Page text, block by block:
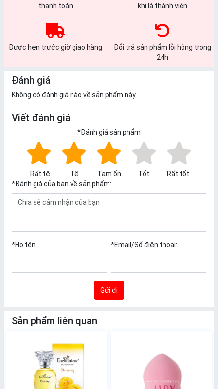
thanh toán
khi là thành viên
Được hẹn trước giờ giao hàng
Đổi trả sản phẩm lỗi hỏng trong
24h
Đánh giá
Không có đánh giá nào về sản phẩm này.
Viết đánh giá
*Đánh giá sản phẩm
Rất tệ Tệ Tạm ổn Tốt
Rất tốt
*Đánh giá của bạn về sản phẩm:
*Họ tên: *Email/Số điện thoại:
Gửi đi
Sản phẩm liên quan